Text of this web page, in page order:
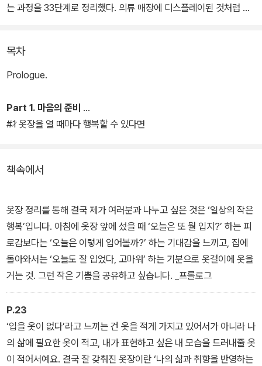
는 과정을 33단계로 정리했다. 의류 매장에 디스플레이된 것처럼 오
을 것이다.
목차
Prologue.
Part 1. 마음의 준비
#1 옷장을 열 때마다 행복할 수 있다면
책속에서
옷장 정리를 통해 결국 제가 여러분과 나누고 싶은 것은 ‘일상의 작은
행복’입니다. 아침에 옷장 앞에 섰을 때 ‘오늘은 또 뭘 입지?’ 하는 피
로감보다는 ‘오늘은 이렇게 입어볼까?’ 하는 기대감을 느끼고, 집에
돌아와서는 ‘오늘도 잘 입었다, 고마워’ 하는 기분으로 옷걸이에 옷을
거는 것. 그런 작은 기쁨을 공유하고 싶습니다. _프롤로그
P.23
‘입을 옷이 없다’라고 느끼는 건 옷을 적게 가지고 있어서가 아니라 나
의 삶에 필요한 옷이 적고, 내가 표현하고 싶은 내 모습을 드러내줄 옷
이 적어서예요. 결국 잘 갖춰진 옷장이란 ‘나의 삶과 취향을 반영하는